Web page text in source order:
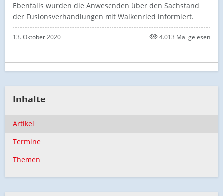
Ebenfalls wurden die Anwesenden über den Sachstand
der Fusionsverhandlungen mit Walkenried informiert.
13. Oktober 2020 4.013 Mal gelesen
Inhalte
Artikel
Termine
Themen